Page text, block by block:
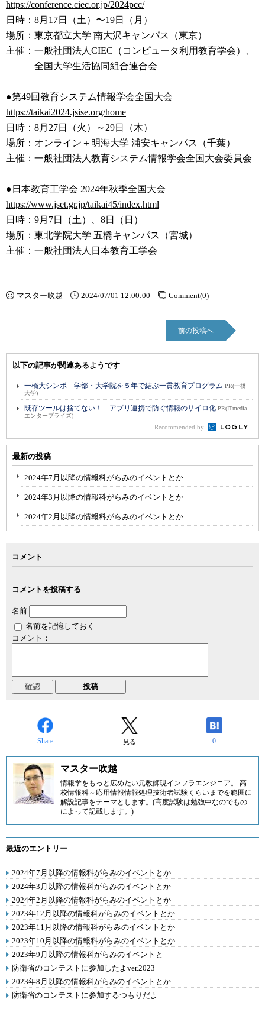
https://conference.ciec.or.jp/2024pcc/
日時：8月17日（土）〜19日（月）
場所：東京都立大学 南大沢キャンパス（東京）
主催：一般社団法人CIEC（コンピュータ利用教育学会）、
全国大学生活協同組合連合会
●第49回教育システム情報学会全国大会
https://taikai2024.jsise.org/home
日時：8月27日（火）～29日（木）
場所：オンライン＋明海大学 浦安キャンパス（千葉）
主催：一般社団法人教育システム情報学会全国大会委員会
●日本教育工学会 2024年秋季全国大会
https://www.jset.gr.jp/taikai45/index.html
日時：9月7日（土）、8日（日）
場所：東北学院大学 五橋キャンパス（宮城）
主催：一般社団法人日本教育工学会
マスター吹越 2024/07/01 12:00:00 Comment(0)
前の投稿へ
以下の記事が関連あるようです
一橋大シンポ 学部・大学院を５年で結ぶ一貫教育プログラム PR(一橋
大学)
既存ツールは捨てない！ アプリ連携で防ぐ情報のサイロ化 PR(ITmedia
エンタープライズ)
Recommended by
最新の投稿
2024年7月以降の情報科がらみのイベントとか
2024年3月以降の情報科がらみのイベントとか
2024年2月以降の情報科がらみのイベントとか
コメント
コメントを投稿する
名前
名前を記憶しておく
コメント：
Share 見る 0
マスター吹越
情報学をもっと広めたい元教師現インフラエンジニア。 高
校情報科～応用情報情報処理技術者試験くらいまでを範囲に
解説記事をテーマとします。(高度試験は勉強中なのでもの
によって記載します。)
最近のエントリー
2024年7月以降の情報科がらみのイベントとか
2024年3月以降の情報科がらみのイベントとか
2024年2月以降の情報科がらみのイベントとか
2023年12月以降の情報科がらみのイベントとか
2023年11月以降の情報科がらみのイベントとか
2023年10月以降の情報科がらみのイベントとか
2023年9月以降の情報科がらみのイベントと
防衛省のコンテストに参加したよver.2023
2023年8月以降の情報科がらみのイベントとか
防衛省のコンテストに参加するつもりだよ